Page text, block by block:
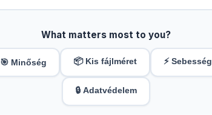
What matters most to you?
🎯 Minőség 📦 Kis fájlméret ⚡ Sebesség
🔒 Adatvédelem